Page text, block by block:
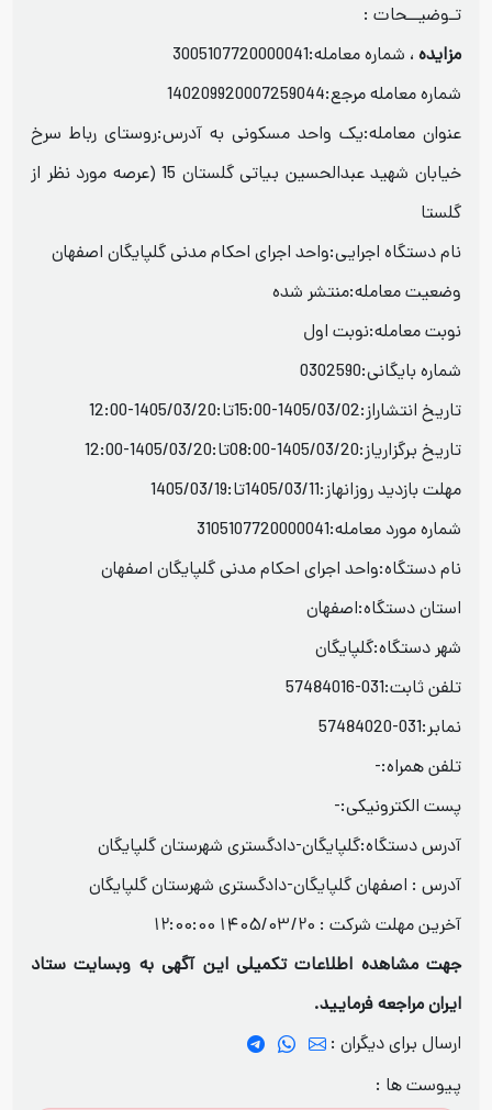
تـوضیــحات :
مزایده ، شماره معامله:3005107720000041
شماره معامله مرجع:140209920007259044
عنوان معامله:یک واحد مسکونی به آدرس:روستای رباط سرخ
خیابان شهید عبدالحسین بیاتی گلستان 15 (عرصه مورد نظر از
گلستا
نام دستگاه اجرایی:واحد اجرای احکام مدنی گلپایگان اصفهان
وضعیت معامله:منتشر شده
نوبت معامله:نوبت اول
شماره بایگانی:0302590
تاریخ انتشاراز:1405/03/02-15:00تا:1405/03/20-12:00
تاریخ برگزاریاز:1405/03/20-08:00تا:1405/03/20-12:00
مهلت بازدید روزانهاز:1405/03/11تا:1405/03/19
شماره مورد معامله:3105107720000041
نام دستگاه:واحد اجرای احکام مدنی گلپایگان اصفهان
استان دستگاه:اصفهان
شهر دستگاه:گلپایگان
تلفن ثابت:031-57484016
نمابر:031-57484020
تلفن همراه:-
پست الکترونیکی:-
آدرس دستگاه:گلپایگان-دادگستری شهرستان گلپایگان
آدرس : اصفهان گلپایگان-دادگستری شهرستان گلپایگان
آخرین مهلت شرکت : 1405/03/20 12:00:00
جهت مشاهده اطلاعات تکمیلی این آگهی به وبسایت ستاد
ایران مراجعه فرمایید.
ارسال برای دیگران :
پیوست ها :